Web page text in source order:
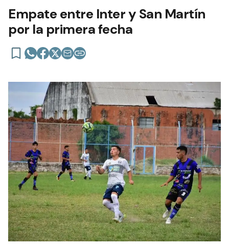
Empate entre Inter y San Martín
por la primera fecha